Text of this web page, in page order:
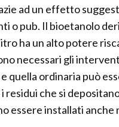
ad un effetto
o pub. Il bioetanolo
ha un alto potere
necessari gli
quella ordinaria può
residui che si
essere installati anche